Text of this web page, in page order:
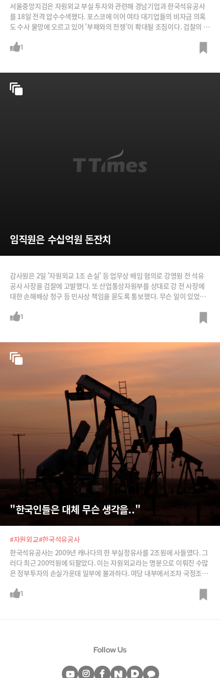
서울중앙지검은 자원외교 부실 투자와 관련해 경남기업과 한국석유공사
를 18일 전격 압수수색했다. 포스코에 이어 여타 대기업들의 비자금 의혹
도 수사 물망에 오르고 있어 '부패와의 전쟁'이 확대될 조짐이다. 검찰의 목
진=뉴시스, 뉴스1
1
임직원은 수십억원 돈잔치
감사원은 2일 '자원외교 1조 손실' 등 업무상 배임 혐의로 강영원 전 석유
공사 사장을 검찰에 고발했다. 또 산업통상자원부를 상대로 강 전 사장에
대한 손해배상 청구 등 민사상 책임을 묻도록 통보했다. 무슨 일이 있었던
1
"한국인들은 대체 무슨 생각을.."
#자원외교#한국석유공사
한국석유공사는 2009년 캐나다의 한 부실정유사를 2조원에 사들였다. 그
러다 최근 200억원에 되팔았다. 이는 자원외교라는 명분으로 이뤄진 수많
은 정부투자의 손실가운데 일부에 불과하다. 여당 내부에서조차 국정조사
1
Follow Us